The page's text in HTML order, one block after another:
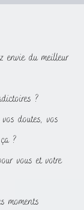
envie du meilleur
?
doutes, vos
?
vous et votre
moments